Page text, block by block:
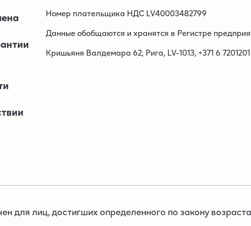
Номер плательщика НДС LV40003482799
Данные обобщаются и хранятся в Регистре
Кришьяня Валдемара 62, Рига, LV-1013, +371 6 7201201
для лиц, достигших определенного по закону